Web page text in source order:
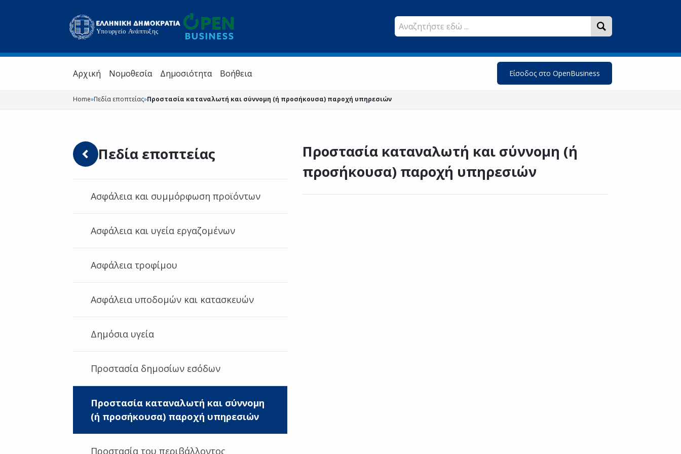
Aρχική Νομοθεσία Δημοσιότητα Βοήθεια Είσοδος στο OpenBusiness
Home»Πεδία εποπτείας»Προστασία καταναλωτή και σύννομη (ή προσήκουσα) παροχή υπηρεσιών
Πεδία εποπτείας
Ασφάλεια και συμμόρφωση προϊόντων
Ασφάλεια και υγεία εργαζομένων
Ασφάλεια τροφίμου
Ασφάλεια υποδομών και κατασκευών
Δημόσια υγεία
Προστασία δημοσίων εσόδων
Προστασία καταναλωτή και σύννομη
(ή προσήκουσα) παροχή υπηρεσιών
Προστασία του περιβάλλοντος
Προστασία καταναλωτή και σύννομη (ή
προσήκουσα) παροχή υπηρεσιών